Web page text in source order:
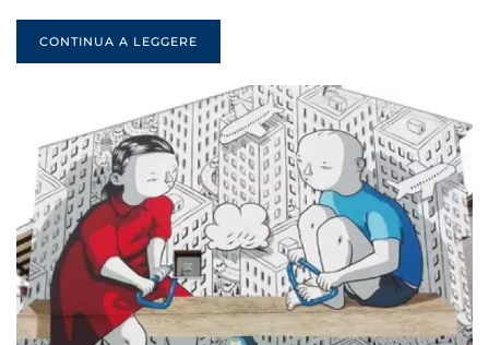
CONTINUA A LEGGERE